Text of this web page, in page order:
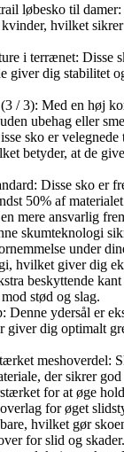
løbesko til damer:
hvilket
i terrænet: Disse
giver dig stabilitet
/ 3): Med en høj
ubehag eller
sko er velegnede
betyder, at de
Disse sko er
50% af
mere ansvarlig
skumteknologi
under
hvilket giver dig
beskyttende
stød og slag.
Denne ydersål er
giver dig optimalt
meshoverdel:
der sikrer
for at øge
for øget
hvilket gør
for slid og skader.